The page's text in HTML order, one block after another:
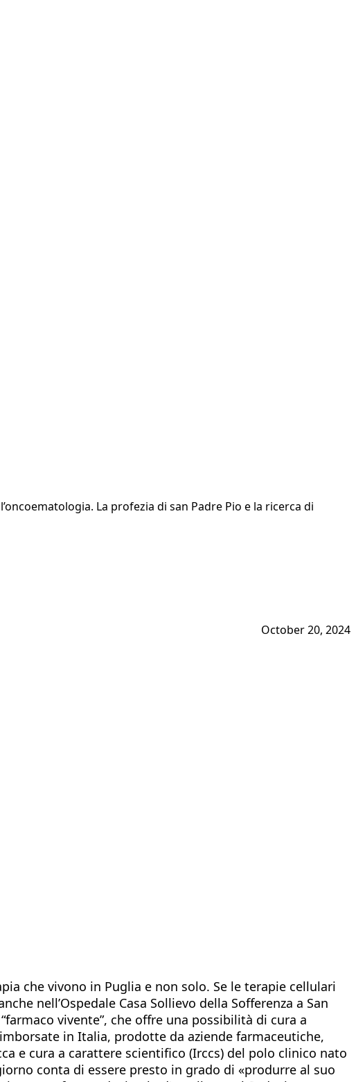
La profezia di san Padre Pio e la ricerca di
October 20, 2024
che vivono in Puglia e non solo. Se le terapie cellulari
nell’Ospedale Casa Sollievo della Sofferenza a San
vivente”, che offre una possibilità di cura a
in Italia, prodotte da aziende farmaceutiche,
e cura a carattere scientifico (Irccs) del polo clinico nato
conta di essere presto in grado di «produrre al suo